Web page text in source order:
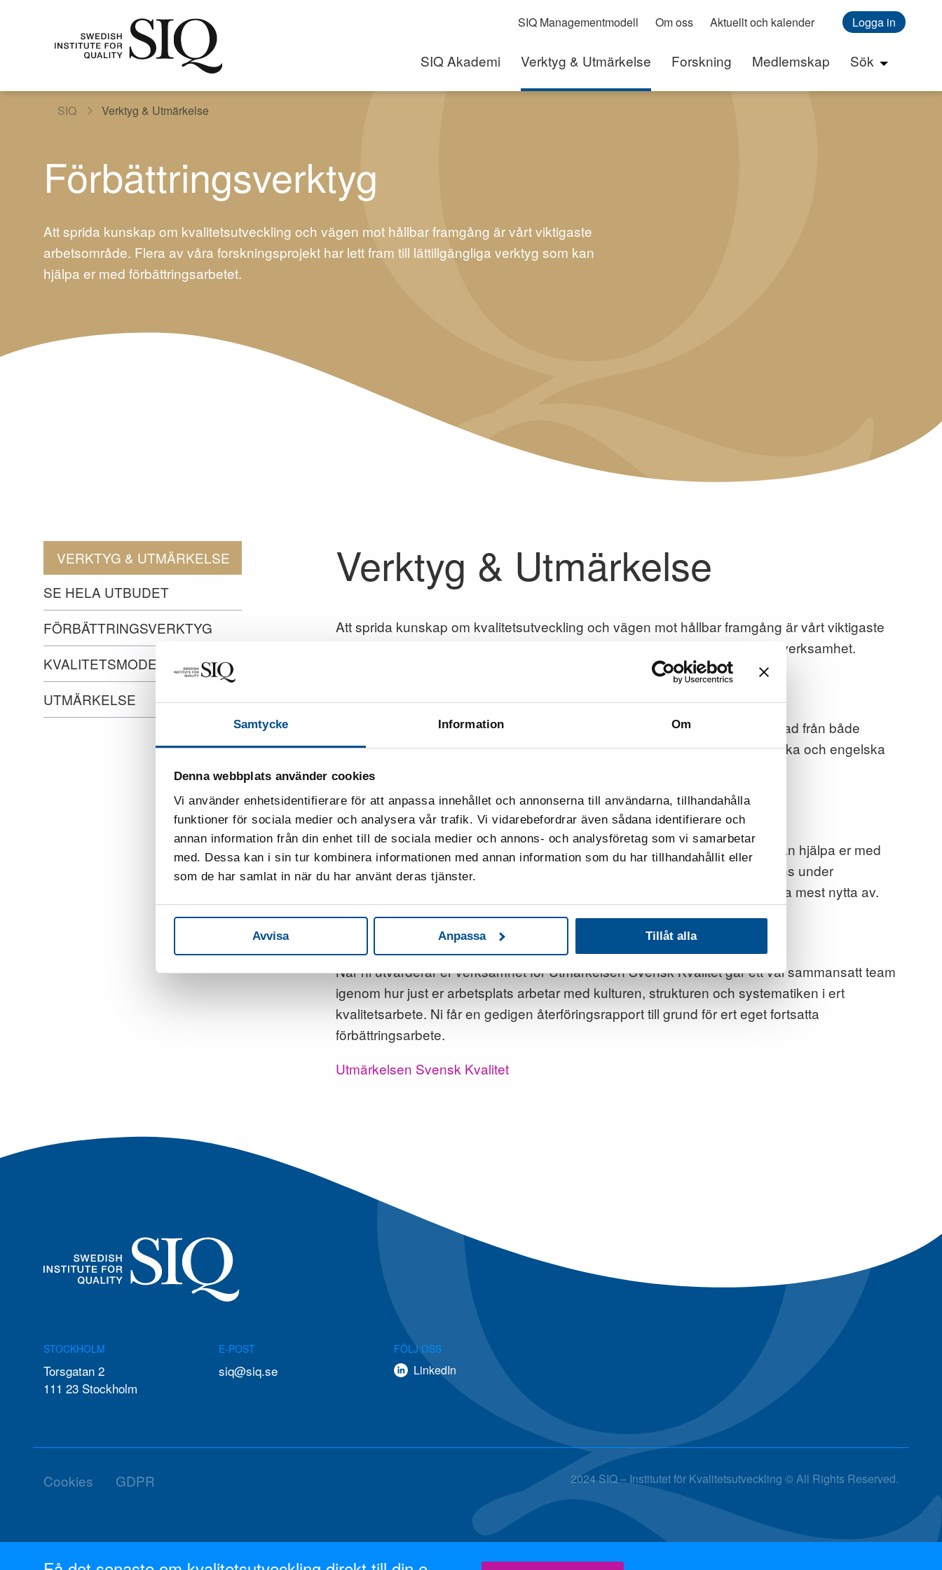
Samtycke Information Om
Denna webbplats använder cookies
Vi använder enhetsidentifierare för att anpassa innehållet och annonserna till användarna, tillhandahålla
funktioner för sociala medier och analysera vår trafik. Vi vidarebefordrar även sådana identifierare och
annan information från din enhet till de sociala medier och annons- och analysföretag som vi samarbetar
med. Dessa kan i sin tur kombinera informationen med annan information som du har tillhandahållit eller
som de har samlat in när du har använt deras tjänster.
Avvisa Anpassa Tillåt alla
SIQ Managementmodell Om oss Aktuellt och kalender Logga in
SIQ Akademi Verktyg & Utmärkelse Forskning Medlemskap Sök
SIQ Verktyg & Utmärkelse
Förbättringsverktyg
Att sprida kunskap om kvalitetsutveckling och vägen mot hållbar framgång är vårt viktigaste
arbetsområde. Flera av våra forskningsprojekt har lett fram till lättillgängliga verktyg som kan
hjälpa er med förbättringsarbetet.
VERKTYG & UTMÄRKELSE
SE HELA UTBUDET
FÖRBÄTTRINGSVERKTYG
KVALITETSMODELL
UTMÄRKELSE
Verktyg & Utmärkelse
Att sprida kunskap om kvalitetsutveckling och vägen mot hållbar framgång är vårt viktigaste
arbetsområde. Vi vänder oss till alla som vill skapa varaktig framgång i sin verksamhet.
Grundpelaren för allt vårt arbete är SIQ Managementmodell som är utvecklad från både
forskning och praktisk tillämpning. Den erbjuds kostnadsfritt på både svenska och engelska
och uppdateras kontinuerligt.
Förbättringsverktyg
Flera av våra forskningsprojekt har lett fram till lättillgängliga verktyg som kan hjälpa er med
förbättringsarbetet utifrån vad just ni står idag. Mer information om detta finns under
. Vi tipsar gärna om vad vad just er verksamhet skulle ha mest nytta av.
Utmärkelsen Svensk Kvalitet
När ni utvärderar er verksamhet för Utmärkelsen Svensk Kvalitet går ett väl sammansatt team
igenom hur just er arbetsplats arbetar med kulturen, strukturen och systematiken i ert
kvalitetsarbete. Ni får en gedigen återföringsrapport till grund för ert eget fortsatta
förbättringsarbete.
Utmärkelsen Svensk Kvalitet
STOCKHOLM
Torsgatan 2
111 23 Stockholm
E-POST
siq@siq.se
FÖLJ OSS
LinkedIn
Cookies GDPR 2024 SIQ – Institutet för Kvalitetsutveckling © All Rights Reserved.